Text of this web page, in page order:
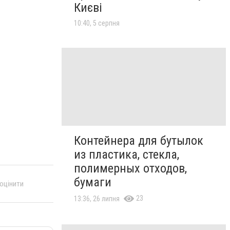
Києві
10:40, 5 серпня
Контейнера для бутылок
из пластика, стекла,
полимерных отходов,
бумаги
13:36, 26 липня 23